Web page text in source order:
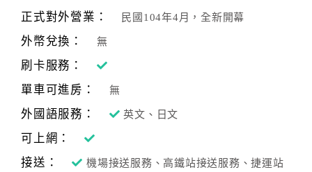
正式對外營業： 民國104年4月，全新開幕
外幣兌換： 無
刷卡服務：
單車可進房：
無
外國語服務： 英文、日文
可上網：
接送：
機場接送服務、高鐵站接送服務、捷運站